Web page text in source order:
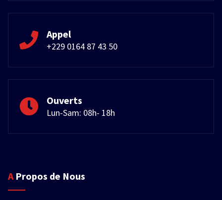
Appel
+229 0164 87 43 50
Ouverts
Lun-Sam: 08h- 18h
A Propos de Nous